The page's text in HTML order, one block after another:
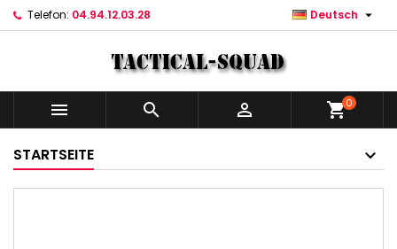
Telefon: 04.94.12.03.28 Deutsch 
   shopping_cart0
STARTSEITE